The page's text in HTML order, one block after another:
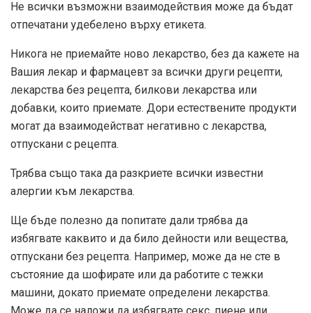
Не всички възможни взаимодействия може да бъдат
отпечатани удебелено върху етикета.
Никога не приемайте ново лекарство, без да кажете на
Вашия лекар и фармацевт за всички други рецепти,
лекарства без рецепта, билкови лекарства или
добавки, които приемате. Дори естествените продукти
могат да взаимодействат негативно с лекарства,
отпускани с рецепта.
Трябва също така да разкриете всички известни
алергии към лекарства.
Ще бъде полезно да попитате дали трябва да
избягвате каквито и да било дейности или вещества,
отпускани без рецепта. Например, може да не сте в
състояние да шофирате или да работите с тежки
машини, докато приемате определени лекарства.